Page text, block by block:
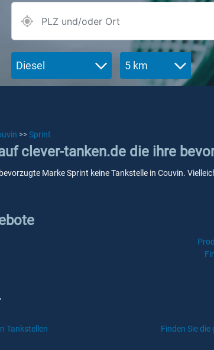
Diesel 5 km
>>Sprint
clever-tanken.de die ihre
Marke Sprint keine Tankstelle in Couvin.
Tankstellen Finden Sie